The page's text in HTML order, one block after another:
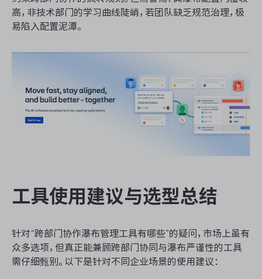
高，非技术部门的学习曲线陡峭，若团队缺乏规范治理，极
易陷入配置泥潭。
工具使用建议与选型总结
针对“跨部门协作瀑布管理工具有哪些”的疑问，市场上虽有
众多选项，但真正能兼顾跨部门协同与瀑布严谨性的工具
需仔细甄别。以下是针对不同企业场景的使用建议：